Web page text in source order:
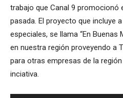
trabajo que Canal 9 promocionó
pasada. El proyecto que incluye
especiales, se llama “En Buenas
en nuestra región proveyendo a
para otras empresas de la
inciativa.